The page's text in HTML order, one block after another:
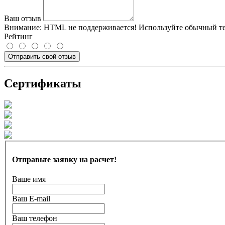
Ваш отзыв
Внимание: HTML не поддерживается! Используйте обычный
Рейтинг
Отправить свой отзыв
Сертификаты
Отправьте заявку на расчет!
Ваше имя
Ваш E-mail
Ваш телефон